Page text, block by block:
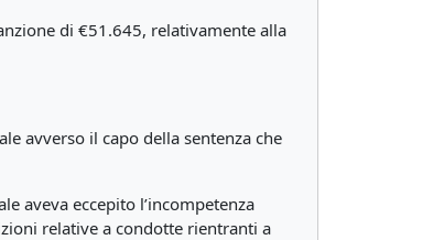
di €51.645, relativamente alla
avverso il capo della sentenza che
aveva eccepito l’incompetenza
relative a condotte rientranti a